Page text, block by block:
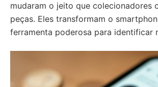
mudaram o jeito que colecionadores
peças. Eles transformam o
ferramenta poderosa para identificar